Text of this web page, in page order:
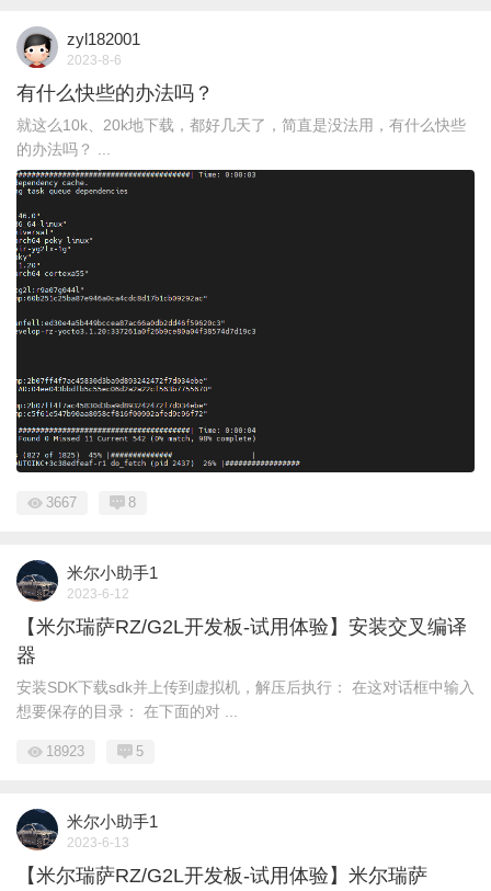
zyl182001
2023-8-6
有什么快些的办法吗？
就这么10k、20k地下载，都好几天了，简直是没法用，有什么快些
的办法吗？ ...
3667 8
米尔小助手1
2023-6-12
【米尔瑞萨RZ/G2L开发板-试用体验】安装交叉编译
器
安装SDK下载sdk并上传到虚拟机，解压后执行： 在这对话框中输入
想要保存的目录： 在下面的对 ...
18923 5
米尔小助手1
2023-6-13
【米尔瑞萨RZ/G2L开发板-试用体验】米尔瑞萨